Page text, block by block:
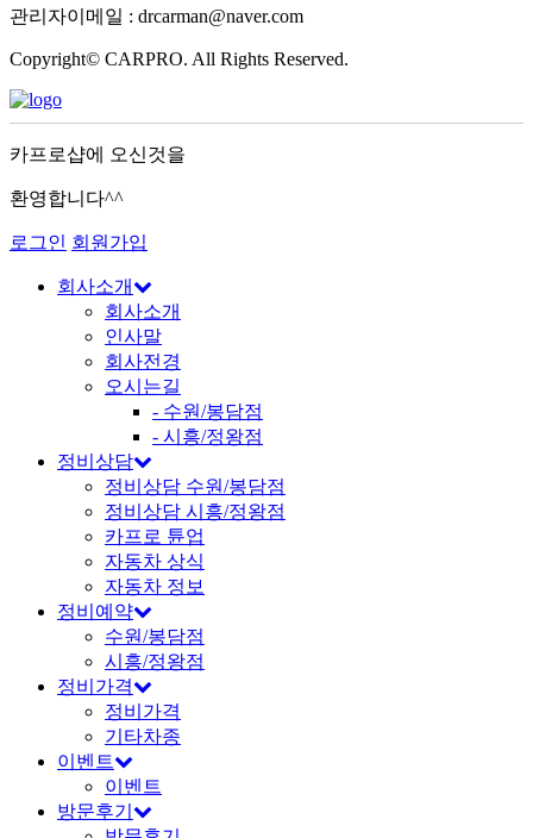
관리자이메일 : drcarman@naver.com
Copyright© CARPRO. All Rights Reserved.
카프로샵에 오신것을
환영합니다^^
로그인 회원가입
회사소개
회사소개
인사말
회사전경
오시는길
- 수원/봉담점
- 시흥/정왕점
정비상담
정비상담 수원/봉담점
정비상담 시흥/정왕점
카프로 튠업
자동차 상식
자동차 정보
정비예약
수원/봉담점
시흥/정왕점
정비가격
정비가격
기타차종
이벤트
이벤트
방문후기